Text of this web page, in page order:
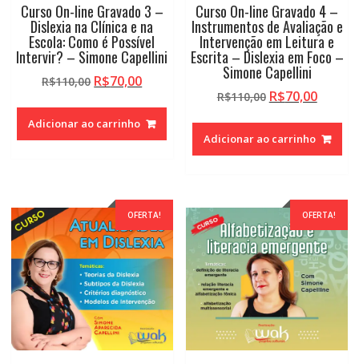
Curso On-line Gravado 3 –
Dislexia na Clínica e na
Escola: Como é Possível
Intervir? – Simone Capellini
R$110,00 O
original
era:
R$70,00O
atual
é:
Adicionar ao carrinho
Curso On-line Gravado 4 –
Instrumentos de Avaliação e
Intervenção em Leitura e
Escrita – Dislexia em Foco –
Simone Capellini
R$110,00 O
original
era:
R$70,00O
atual
é:
Adicionar ao carrinho
OFERTA! OFERTA!